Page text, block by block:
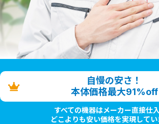
自慢の安さ！
本体価格最大91%off
すべての機器はメーカー直接仕入
どこよりも安い価格を実現してい